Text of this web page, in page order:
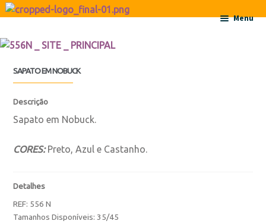
Ir para a navegação
Saltar para o conteúdo
Menu
Produtos
Botas
SAPATO EM NOBUCK
Descrição
Sapato em Nobuck.
CORES: Preto, Azul e Castanho.
Detalhes
REF: 556 N
Tamanhos Disponíveis: 35/45